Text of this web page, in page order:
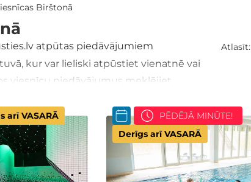
Birštonā
Atlasīt:
atpūtas piedāvājumiem
kur var lieliski atpūstiet vienatnē vai
viesnīcu piedāvājumus meklējiet
arī VASARĀ
PĒDĒJĀ MINŪTE!
Derīgs arī VASARĀ